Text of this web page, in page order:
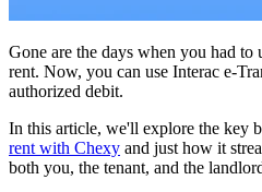
Gone are the days when you had to
rent. Now, you can use Interac e-
authorized debit.
In this article, we'll explore the key
rent with Chexy and just how it
both you, the tenant, and the